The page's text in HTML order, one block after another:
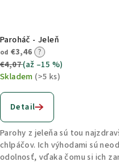
Paroháč - Jeleň
od €3,46 ?
€4,07(až –15 %)
Skladem(>5 ks)
Detail
Parohy z jeleňa sú tou
chlpáčov. Ich výhodami sú
odolnosť, vďaka čomu si ich